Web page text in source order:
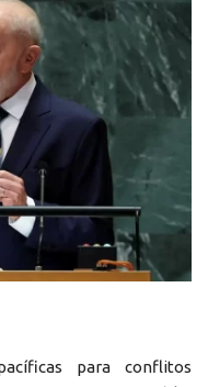
para conflitos